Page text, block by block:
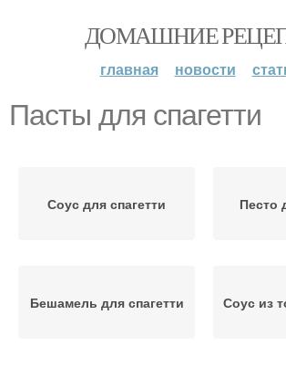
ДОМАШНИЕ
главная новости
Пасты для спагетти
Соус для спагетти Песто
Бешамель для спагетти Соус из